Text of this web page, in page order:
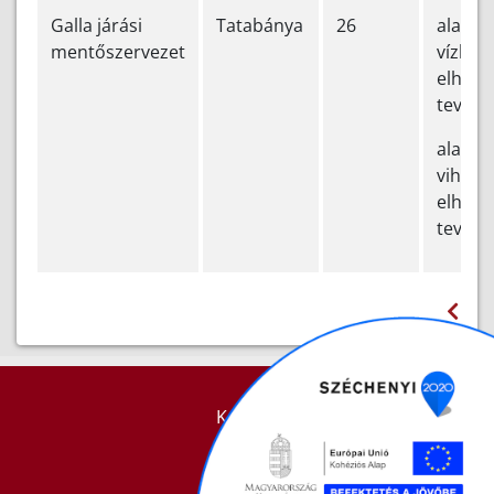
Galla járási
mentőszervezet
Tatabánya 26
vízkár-
KAPCSOLAT
IMPRESSZUM